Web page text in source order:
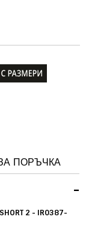
ПОРЪЧКА
-
2 - IR0387-